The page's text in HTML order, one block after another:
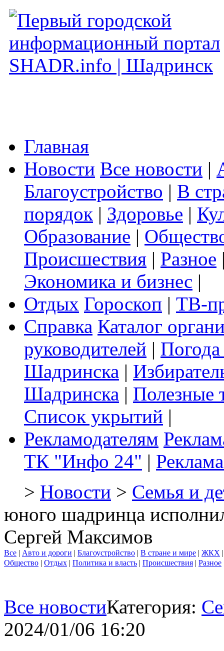
Главная
Новости Все новости |
Благоустройство | В
порядок | Здоровье |
Образование |
Происшествия | Разное
Экономика и бизнес |
Отдых Гороскоп | ТВ-
Справка Каталог
руководителей |
Шадринска |
Шадринска | Полезные
Список укрытий |
Рекламодателям
ТК "Инфо 24" |
> Новости > Семья и
юного шадринца
Сергей Максимов
Все | Авто и дороги | Благоустройство | В стране и мире | ЖКХ
Общество | Отдых | Политика и власть | Происшествия | Разное
Все новостиКатегория:
2024/01/06 16:20